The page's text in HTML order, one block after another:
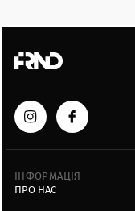
ІНФОРМАЦІЯ
ПРО НАС